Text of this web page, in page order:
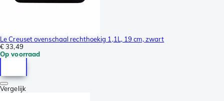
Le Creuset ovenschaal rechthoekig 1,1L, 19 cm, zwart
€ 33,49
Op voorraad
Vergelijk